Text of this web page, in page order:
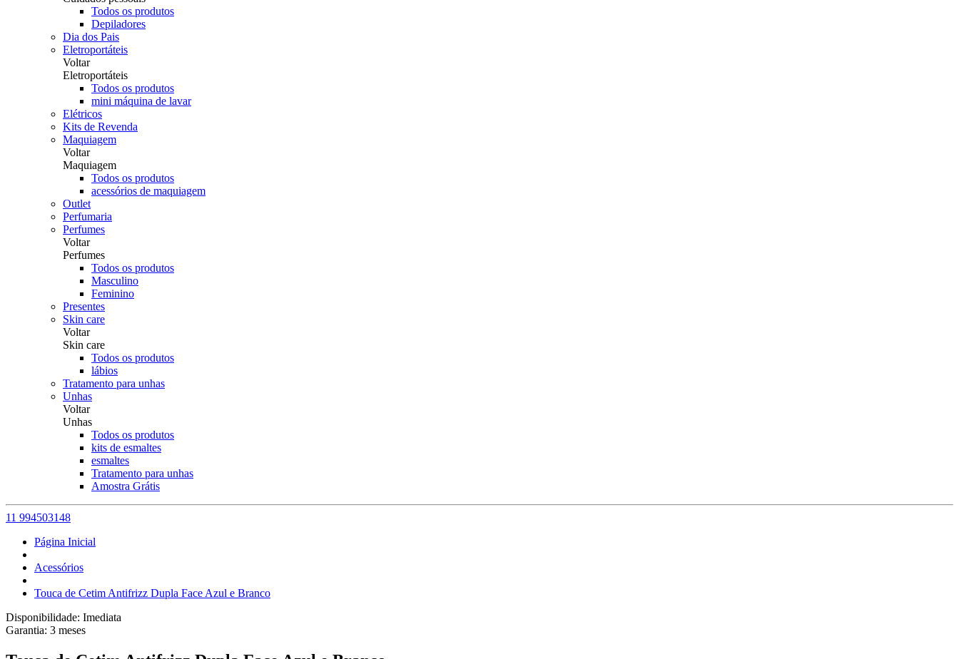
Todos os produtos
Depiladores
Dia dos Pais
Eletroportáteis
Voltar
Eletroportáteis
Todos os produtos
mini máquina de lavar
Elétricos
Kits de Revenda
Maquiagem
Voltar
Maquiagem
Todos os produtos
acessórios de maquiagem
Outlet
Perfumaria
Perfumes
Voltar
Perfumes
Todos os produtos
Masculino
Feminino
Presentes
Skin care
Voltar
Skin care
Todos os produtos
lábios
Tratamento para unhas
Unhas
Voltar
Unhas
Todos os produtos
kits de esmaltes
esmaltes
Tratamento para unhas
Amostra Grátis
11 994503148
Página Inicial
Acessórios
Touca de Cetim Antifrizz Dupla Face Azul e Branco
Disponibilidade: Imediata
Garantia: 3 meses